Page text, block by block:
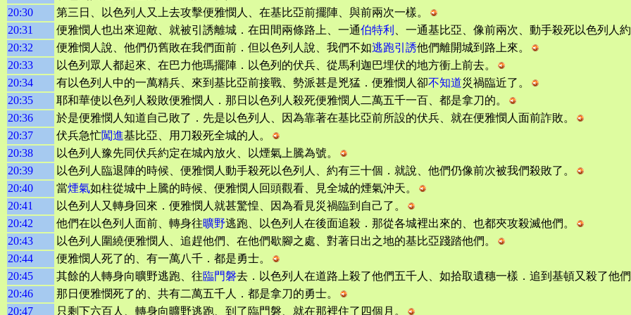
20:30
第三日、以色列人又上去攻擊便雅憫人、在基比亞前擺陣、與前兩次一樣。
20:31
便雅憫人也出來迎敵、就被引誘離城．在田間兩條路上、一通伯特利
、一通基比亞、像前兩次、動手殺死以色列人約
20:32
便雅憫人說、他們仍舊敗在我們面前．但以色列人說、我們不如逃跑引誘他們離開城到路上來。
20:33
以色列眾人都起來、在巴力他瑪擺陣．以色列的伏兵、從馬利迦巴埋伏的地方衝上前去。
20:34
有以色列人中的一萬精兵、來到基比亞前接戰、勢派甚是兇猛．便雅憫人卻不知道災禍臨近了。
20:35
耶和華使以色列人殺敗便雅憫人．那日以色列人殺死便雅憫人二萬五千一百、都是拿刀的。
20:36
於是便雅憫人知道自己敗了．先是以色列人、因為靠著在基比亞前所設的伏兵、就在便雅憫人面前詐敗。
20:37
伏兵急忙闖進基比亞、用刀殺死全城的人。
20:38
以色列人豫先同伏兵約定在城內放火、以煙氣上騰為號。
20:39
以色列人臨退陣的時候、便雅憫人動手殺死以色列人、約有三十個．就說、他們仍像前次被我們殺敗了。
20:40
當煙氣如柱從城中上騰的時候、便雅憫人回頭觀看、見全城的煙氣沖天。
20:41
以色列人又轉身回來．便雅憫人就甚驚惶、因為看見災禍臨到自己了。
20:42
他們在以色列人面前、轉身往曠野逃跑、以色列人在後面追殺．那從各城裡出來的、也都夾攻殺滅他們。
20:43
以色列人圍繞便雅憫人、追趕他們、在他們歇腳之處、對著日出之地的基比亞踐踏他們。
20:44
便雅憫人死了的、有一萬八千．都是勇士。
20:45
其餘的人轉身向曠野逃跑、往臨門磐去．以色列人在道路上殺了他們五千人、如拾取遺穗一樣．追到基頓又殺了他們
20:46
那日便雅憫死了的、共有二萬五千人．都是拿刀的勇士。
20:47
只剩下六百人、轉身向曠野逃跑、到了臨門磐、就在那裡住了四個月。